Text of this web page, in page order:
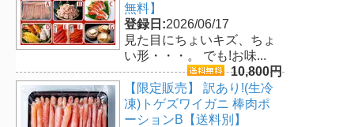
無料】
登録日:2026/06/17
見た目にちょいキズ、ちょ
い形・・・。 でも!お味...
10,800円
【限定販売】 訳あり!(生冷
凍)トゲズワイガニ 棒肉ポ
ーションB【送料別】